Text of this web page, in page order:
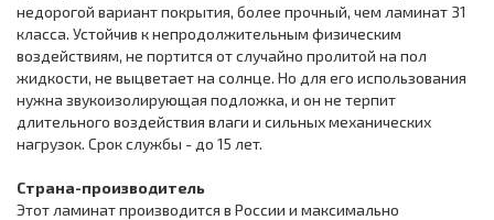
недорогой вариант покрытия, более прочный, чем ламинат 31
класса. Устойчив к непродолжительным физическим
воздействиям, не портится от случайно пролитой на пол
жидкости, не выцветает на солнце. Но для его использования
нужна звукоизолирующая подложка, и он не терпит
длительного воздействия влаги и сильных механических
нагрузок. Срок службы - до 15 лет.
Страна-производитель
Этот ламинат производится в России и максимально